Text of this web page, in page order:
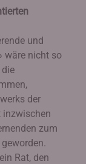
und
wäre nicht so
der
inzwischen
zum
Rat, den